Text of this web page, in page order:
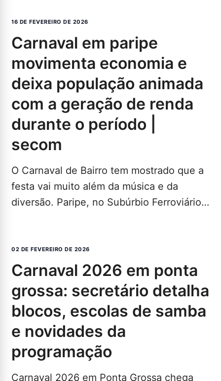
16 DE FEVEREIRO DE 2026
carnaval em paripe
movimenta economia e
deixa população animada
com a geração de renda
durante o período |
secom
O Carnaval de Bairro tem mostrado que a
festa vai muito além da música e da
diversão. Paripe, no Subúrbio Ferroviário
02 DE FEVEREIRO DE 2026
carnaval 2026 em ponta
grossa: secretário detalha
blocos, escolas de samba
e novidades da
programação
Carnaval 2026 em Ponta Grossa chega